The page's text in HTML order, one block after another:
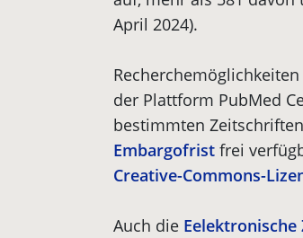
April 2024).
der Plattform Pub­Med
bestimmten
Embargofrist frei
Creative-Commons-
Auch die